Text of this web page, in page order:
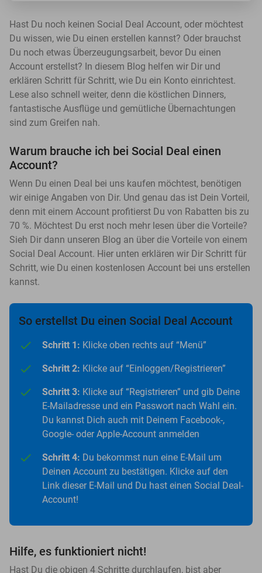
Hast Du noch keinen Social Deal Account, oder möchtest
Du wissen, wie Du einen erstellen kannst? Oder brauchst
Du noch etwas Überzeugungsarbeit, bevor Du einen
Account erstellst? In diesem Blog helfen wir Dir und
erklären Schritt für Schritt, wie Du ein Konto einrichtest.
Lese also schnell weiter, denn die köstlichen Dinners,
fantastische Ausflüge und gemütliche Übernachtungen
sind zum Greifen nah.
Warum brauche ich bei Social Deal einen
Account?
Wenn Du einen Deal bei uns kaufen möchtest, benötigen
wir einige Angaben von Dir. Und genau das ist Dein Vorteil,
denn mit einem Account profitierst Du von Rabatten bis zu
70 %. Möchtest Du erst noch mehr lesen über die Vorteile?
Sieh Dir dann unseren Blog an über die Vorteile von einem
Social Deal Account. Hier unten erklären wir Dir Schritt für
Schritt, wie Du einen kostenlosen Account bei uns erstellen
kannst.
So erstellst Du einen Social Deal Account
Schritt 1: Klicke oben rechts auf “Menü”
Schritt 2: Klicke auf “Einloggen/Registrieren”
Schritt 3: Klicke auf “Registrieren” und gib Deine
E-Mailadresse und ein Passwort nach Wahl ein.
Du kannst Dich auch mit Deinem Facebook-,
Google- oder Apple-Account anmelden
Schritt 4: Du bekommst nun eine E-Mail um
Deinen Account zu bestätigen. Klicke auf den
Link dieser E-Mail und Du hast einen Social Deal-
Account!
Hilfe, es funktioniert nicht!
Hast Du die obigen 4 Schritte durchlaufen, bist aber